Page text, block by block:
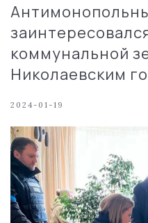
коммунальной
Николаевским
2024-01-19